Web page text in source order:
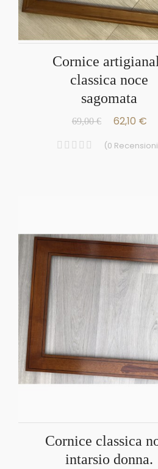
Cornice artigianale
classica noce
sagomata
69,00 € 62,10 €
(0 Recensioni
Cornice classica noce
intarsio donna.